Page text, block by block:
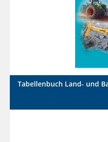
Tabellenbuch Land- und